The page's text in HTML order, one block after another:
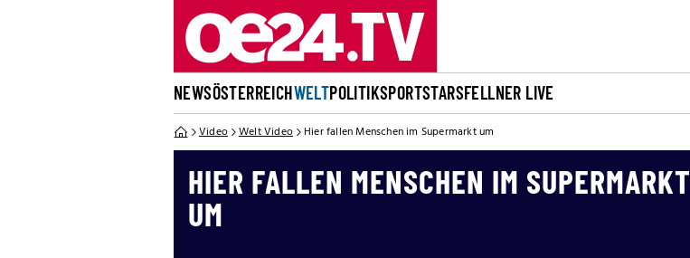
NEWSÖSTERREICHWELTPOLITIKSPORTSTARSFELLNER LIVE
Video Welt Video Hier fallen Menschen im Supermarkt um
HIER FALLEN MENSCHEN IM SUPERMARKT
UM